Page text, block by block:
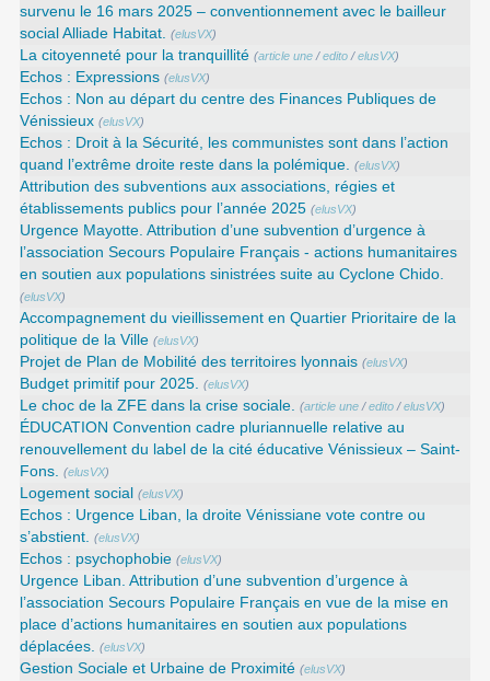
survenu le 16 mars 2025 – conventionnement avec le bailleur
social Alliade Habitat. (elusVX)
La citoyenneté pour la tranquillité (article une /edito /elusVX)
Echos : Expressions (elusVX)
Echos : Non au départ du centre des Finances Publiques de
Vénissieux (elusVX)
Echos : Droit à la Sécurité, les communistes sont dans l’action
quand l’extrême droite reste dans la polémique. (elusVX)
Attribution des subventions aux associations, régies et
établissements publics pour l’année 2025 (elusVX)
Urgence Mayotte. Attribution d’une subvention d’urgence à
l’association Secours Populaire Français - actions humanitaires
en soutien aux populations sinistrées suite au Cyclone Chido.
(elusVX)
Accompagnement du vieillissement en Quartier Prioritaire de la
politique de la Ville (elusVX)
Projet de Plan de Mobilité des territoires lyonnais (elusVX)
Budget primitif pour 2025. (elusVX)
Le choc de la ZFE dans la crise sociale. (article une /edito /elusVX)
ÉDUCATION Convention cadre pluriannuelle relative au
renouvellement du label de la cité éducative Vénissieux – Saint-
Fons. (elusVX)
Logement social (elusVX)
Echos : Urgence Liban, la droite Vénissiane vote contre ou
s’abstient. (elusVX)
Echos : psychophobie (elusVX)
Urgence Liban. Attribution d’une subvention d’urgence à
l’association Secours Populaire Français en vue de la mise en
place d’actions humanitaires en soutien aux populations
déplacées. (elusVX)
Gestion Sociale et Urbaine de Proximité (elusVX)